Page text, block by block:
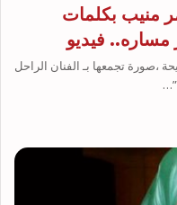
منيب بكلمات
مساره.. فيديو
،صورة تجمعها بـ الفنان الراحل